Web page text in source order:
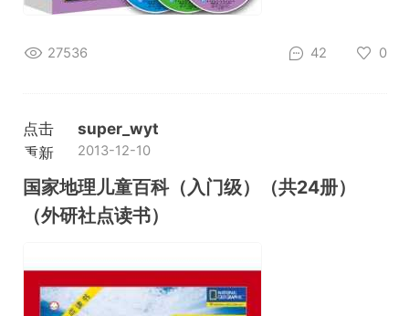
27536 42 0
点击
重新
加载
super_wyt
2013-12-10
国家地理儿童百科（入门级）（共24册）
（外研社点读书）